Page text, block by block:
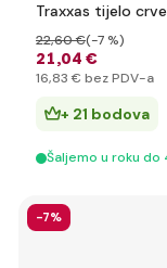
Traxxas tijelo
21,04 €
22,60 €(-7 %)
16,83 € bez PDV-a
+ 21 bodova
Šaljemo u roku do
-7%